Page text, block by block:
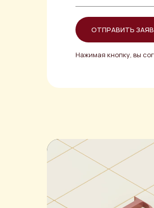
ОТПРАВИТЬ
Нажимая кнопку, вы